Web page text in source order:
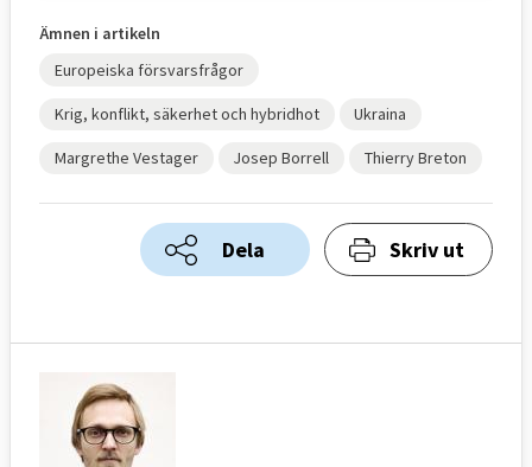
Ämnen i artikeln
Europeiska försvarsfrågor
Krig, konflikt, säkerhet och hybridhot Ukraina
Margrethe Vestager Josep Borrell Thierry Breton
Dela Skriv ut